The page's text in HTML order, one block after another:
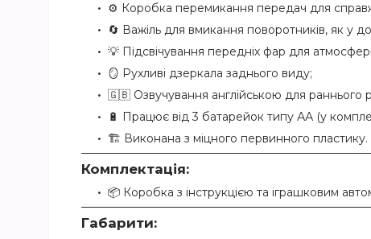
⚙️ Коробка перемикання передач для
🔄 Важіль для вмикання поворотників, як у
💡 Підсвічування передніх фар для
🪞 Рухливі дзеркала заднього виду;
🇬🇧 Озвучування англійською для раннього
🔋 Працює від 3 батарейок типу АА (у
🏗 Виконана з міцного первинного пластику.
Комплектація:
📦 Коробка з інструкцією та іграшковим
Габарити: